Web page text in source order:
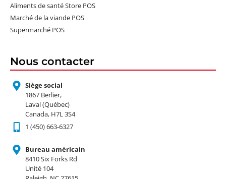
Aliments de santé Store POS
Marché de la viande POS
Supermarché POS
Nous contacter
Siège social
1867 Berlier,
Laval (Québec)
Canada, H7L 3S4
1 (450) 663-6327
Bureau américain
8410 Six Forks Rd
Unité 104